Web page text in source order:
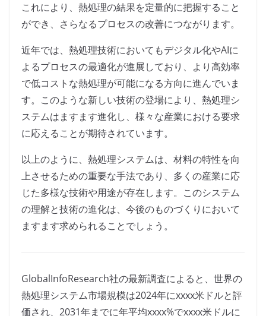
これにより、熱処理の結果を定量的に把握すること
ができ、さらなるプロセスの改善につながります。
近年では、熱処理技術においてもデジタル化やAIに
よるプロセスの最適化が進展しており、より高効率
で低コストな熱処理が可能になる方向に進んでいま
す。このような新しい技術の登場により、熱処理シ
ステムはますます進化し、様々な産業における要求
に応えることが期待されています。
以上のように、熱処理システムは、材料の特性を向
上させるための重要な手法であり、多くの産業に応
じた多様な技術や用途が存在します。このシステム
の理解と技術の進化は、今後のものづくりにおいて
ますます求められることでしょう。
GlobalInfoResearch社の最新調査によると、世界の
熱処理システム市場規模は2024年にxxxx米ドルと評
価され、2031年までに年平均xxxx%でxxxx米ドルに